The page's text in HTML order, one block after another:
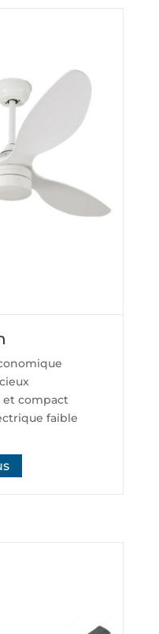
et compact
faible